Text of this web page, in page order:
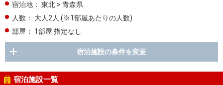
宿泊地： 東北 > 青森県
人数：
大人2人 (※1部屋あたりの人数)
部屋：
1部屋 指定なし
宿泊施設の条件を変更
宿泊施設一覧